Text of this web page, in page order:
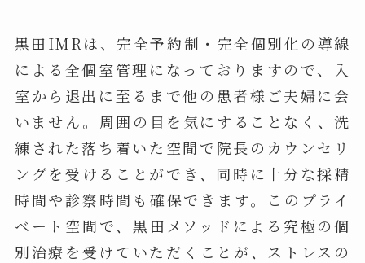
黒田IMRは、完全予約制・完全個別化の導線
による全個室管理になっておりますので、入
室から退出に至るまで他の患者様ご夫婦に会
いません。周囲の目を気にすることなく、洗
練された落ち着いた空間で院長のカウンセリ
ングを受けることができ、同時に十分な採精
時間や診察時間も確保できます。このプライ
ベート空間で、黒田メソッドによる究極の個
別治療を受けていただくことが、ストレスの